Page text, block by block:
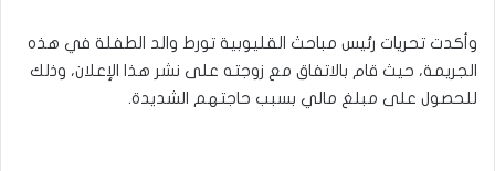
وأكدت تحريات رئيس مباحث القليوبية تورط والد الطفلة في هذه
الجريمة، حيث قام بالاتفاق مع زوجته على نشر هذا الإعلان، وذلك
للحصول على مبلغ مالي بسبب حاجتهم الشديدة.